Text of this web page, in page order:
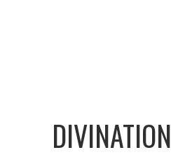
DIVINATION